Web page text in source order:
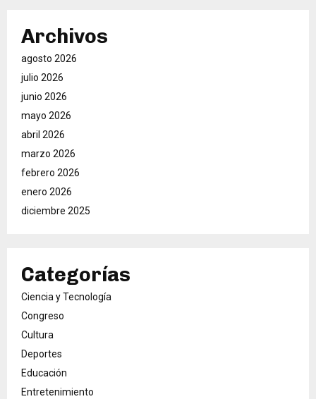
Archivos
agosto 2026
julio 2026
junio 2026
mayo 2026
abril 2026
marzo 2026
febrero 2026
enero 2026
diciembre 2025
Categorías
Ciencia y Tecnología
Congreso
Cultura
Deportes
Educación
Entretenimiento